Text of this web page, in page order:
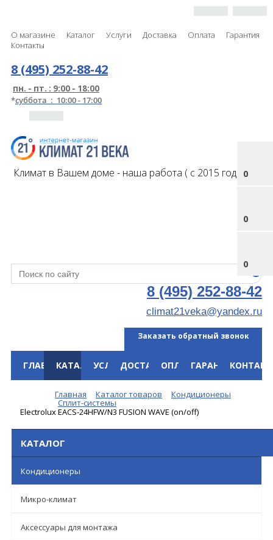
О магазине Каталог Услуги Доставка Оплата
Гарантия
Контакты
0
0
0
8 (495) 252-88-42
пн. - пт. : 9:00 - 18:00
*суббота : 10:00 - 17:00
Климат в Вашем доме - наша работа ( с 2015 года )
8 (495) 252-88-42
climat21veka@yandex.ru
Заказать обратный звонок
ГЛАВНАЯКАТАЛОГУСЛУГИДОСТАВКАОПЛАТАГАРАНТИЯ
Главная Каталог товаров Кондиционеры
Сплит-системы
Electrolux EACS-24HFW/N3 FUSION WAVE (on/off)
КАТАЛОГ
Кондиционеры
Микро-климат
Аксессуары для монтажа